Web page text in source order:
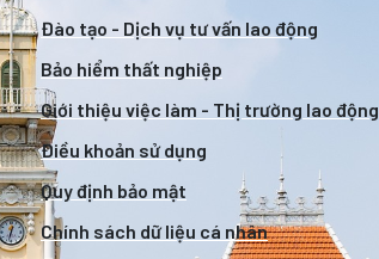
Đào tạo - Dịch vụ tư vấn lao động
Bảo hiểm thất nghiệp
Giới thiệu việc làm - Thị trường lao động
Điều khoản sử dụng
Quy định bảo mật
Chính sách dữ liệu cá nhân